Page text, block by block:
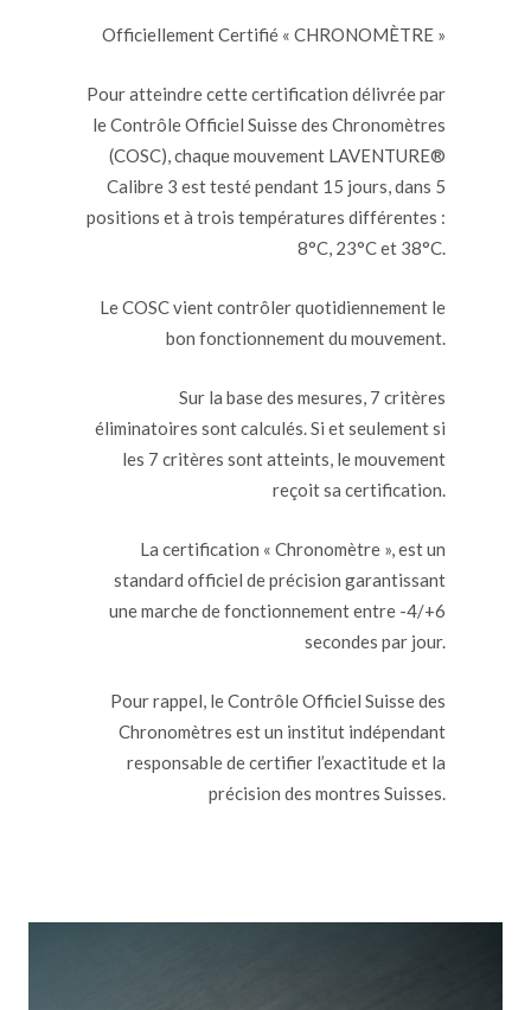
Officiellement Certifié « CHRONOMÈTRE »
Pour atteindre cette certification délivrée par
le Contrôle Officiel Suisse des Chronomètres
(COSC), chaque mouvement LAVENTURE®
Calibre 3 est testé pendant 15 jours, dans 5
positions et à trois températures différentes :
8°C, 23°C et 38°C.
Le COSC vient contrôler quotidiennement le
bon fonctionnement du mouvement.
Sur la base des mesures, 7 critères
éliminatoires sont calculés. Si et seulement si
les 7 critères sont atteints, le mouvement
reçoit sa certification.
La certification « Chronomètre », est un
standard officiel de précision garantissant
une marche de fonctionnement entre -4/+6
secondes par jour.
Pour rappel, le Contrôle Officiel Suisse des
Chronomètres est un institut indépendant
responsable de certifier l’exactitude et la
précision des montres Suisses.